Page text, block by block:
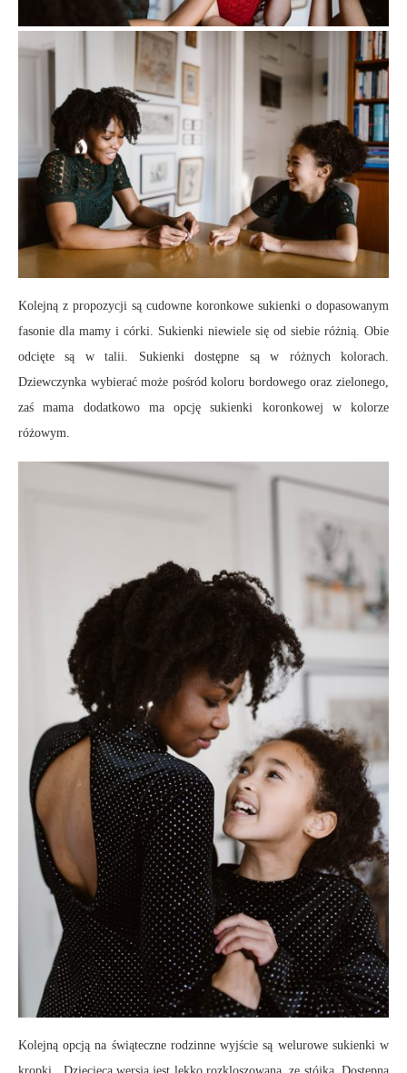
Kolejną z propozycji są cudowne koronkowe sukienki o dopasowanym
fasonie dla mamy i córki. Sukienki niewiele się od siebie różnią. Obie
odcięte są w talii. Sukienki dostępne są w różnych kolorach.
Dziewczynka wybierać może pośród koloru bordowego oraz zielonego,
zaś mama dodatkowo ma opcję sukienki koronkowej w kolorze
różowym.
Kolejną opcją na świąteczne rodzinne wyjście są welurowe sukienki w